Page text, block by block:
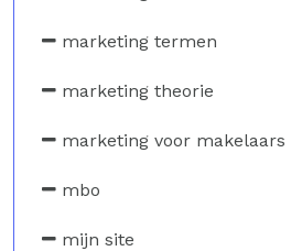
marketing termen
marketing theorie
marketing voor makelaars
mbo
mijn site